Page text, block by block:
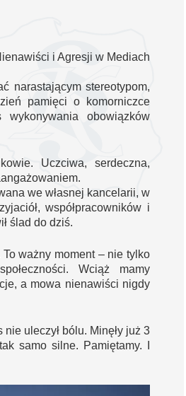
i Agresji w Mediach
narastającym stereotypom,
pamięci o komorniczce
wykonywania obowiązków
Uczciwa, serdeczna,
we własnej kancelarii, w
współpracowników i
ślad do dziś.
ważny moment – nie tylko
Wciąż mamy
a mowa nienawiści nigdy
uleczył bólu. Minęły już 3
samo silne. Pamiętamy. I